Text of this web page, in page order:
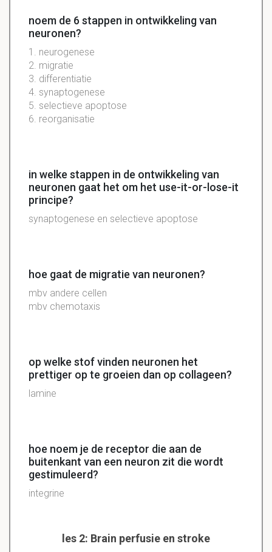
noem de 6 stappen in ontwikkeling van
neuronen?
1. neurogenese
2. migratie
3. differentiatie
4. synaptogenese
5. selectieve apoptose
6. reorganisatie
in welke stappen in de ontwikkeling van
neuronen gaat het om het use-it-or-lose-it
principe?
synaptogenese en selectieve apoptose
hoe gaat de migratie van neuronen?
mbv andere cellen
mbv chemotaxis
op welke stof vinden neuronen het
prettiger op te groeien dan op collageen?
lamine
hoe noem je de receptor die aan de
buitenkant van een neuron zit die wordt
gestimuleerd?
integrine
les 2: Brain perfusie en stroke